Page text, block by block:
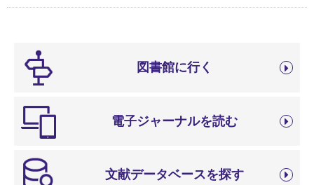
図書館に行く
電子ジャーナルを読む
文献データベースを探す